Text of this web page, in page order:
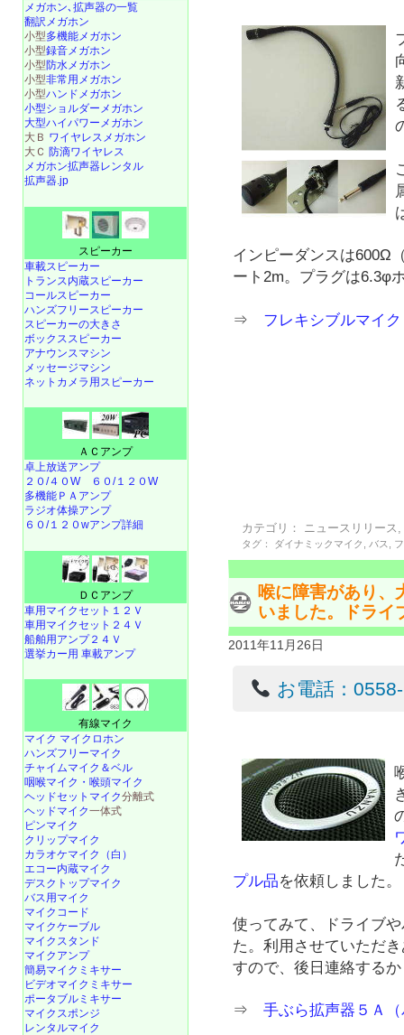
インピーダンスは600Ω
ート2m。プラグは6.3φ
⇒ フレキシブルマイ
カテゴリ： ニュースリリース
タグ： ダイナミックマイク バス
喉に障害があり、
いました。ドライ
2011年11月26日
お電話：
プル品を依頼しました。
使ってみて、ドライブ
た。利用させていただ
すので、後日連絡する
⇒手ぶら拡声器５Ａ
メガホン､拡声器の一覧
翻訳メガホン
小型多機能メガホン
小型録音メガホン
小型防水メガホン
小型非常用メガホン
小型ハンドメガホン
小型ショルダーメガホン
大型ハイパワーメガホン
大Ｂ ワイヤレスメガホン
大Ｃ 防滴ワイヤレス
メガホン拡声器レンタル
拡声器.jp
スピーカー
車載スピーカー
トランス内蔵スピーカー
コールスピーカー
ハンズフリースピーカー
スピーカーの大きさ
ボックススピーカー
アナウンスマシン
メッセージマシン
ネットカメラ用スピーカー
ＡＣアンプ
卓上放送アンプ
２０/４０W
６０/１２０W
多機能ＰＡアンプ
ラジオ体操アンプ
６０/１２０wアンプ詳細
ＤＣアンプ
車用マイクセット１２Ｖ
車用マイクセット２４Ｖ
船舶用アンプ２４Ｖ
選挙カー用 車載アンプ
有線マイク
マイク マイクロホン
ハンズフリーマイク
チャイムマイク＆ベル
咽喉マイク・喉頭マイク
ヘッドセットマイク分離式
ヘッドマイク一体式
ピンマイク
クリップマイク
カラオケマイク（白）
エコー内蔵マイク
デスクトップマイク
バス用マイク
マイクコード
マイクケーブル
マイクスタンド
マイクアンプ
簡易マイクミキサー
ビデオマイクミキサー
ポータブルミキサー
マイクスポンジ
レンタルマイク